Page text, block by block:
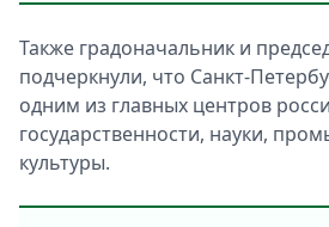
Также градоначальник и
подчеркнули, что Санкт-
одним из главных центров
государственности, науки,
культуры.